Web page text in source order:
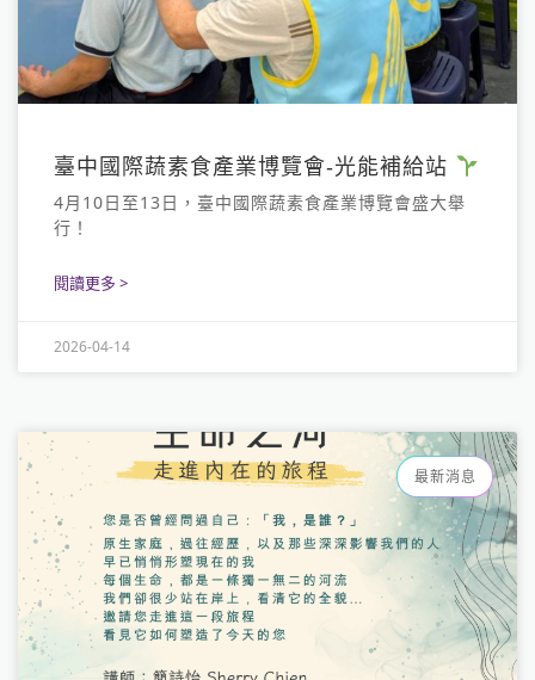
臺中國際蔬素食產業博覽會-光能補給站
4月10日至13日，臺中國際蔬素食產業博覽會盛大舉
行！
閱讀更多 >
2026-04-14
最新消息